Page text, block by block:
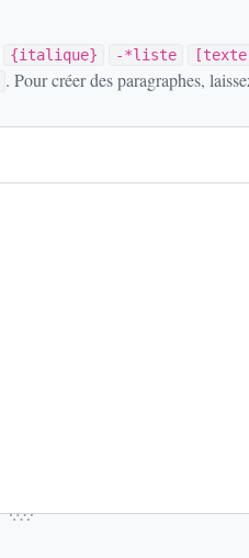
{italique} -*liste
. Pour créer des paragraphes,